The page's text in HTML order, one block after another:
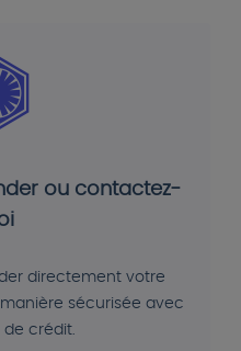
ou contactez-
directement votre
sécurisée avec
crédit.